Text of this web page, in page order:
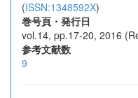
(ISSN:1348592X)
巻号頁・発行日
vol.14, pp.17-20, 2016
参考文献数
9